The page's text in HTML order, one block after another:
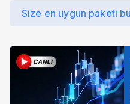
Size en uygun paketi